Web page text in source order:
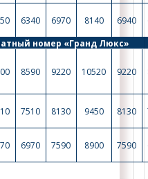
6340 6970 8140 6940
номер «Гранд Люкс»
8590 9220 10520 9220
7510 8130 9450 8130
6970 7590 8900 7590